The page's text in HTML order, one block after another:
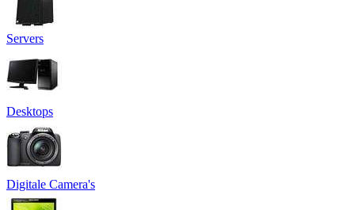
Servers
Desktops
Digitale Camera's